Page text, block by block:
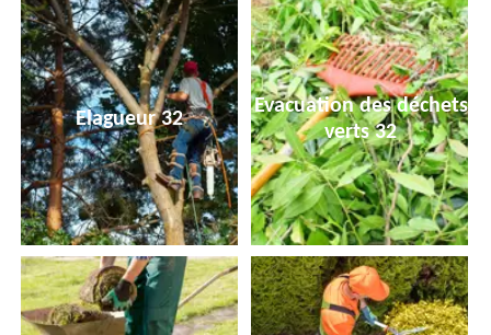
Elagueur 32
Evacuation des déchets
verts 32